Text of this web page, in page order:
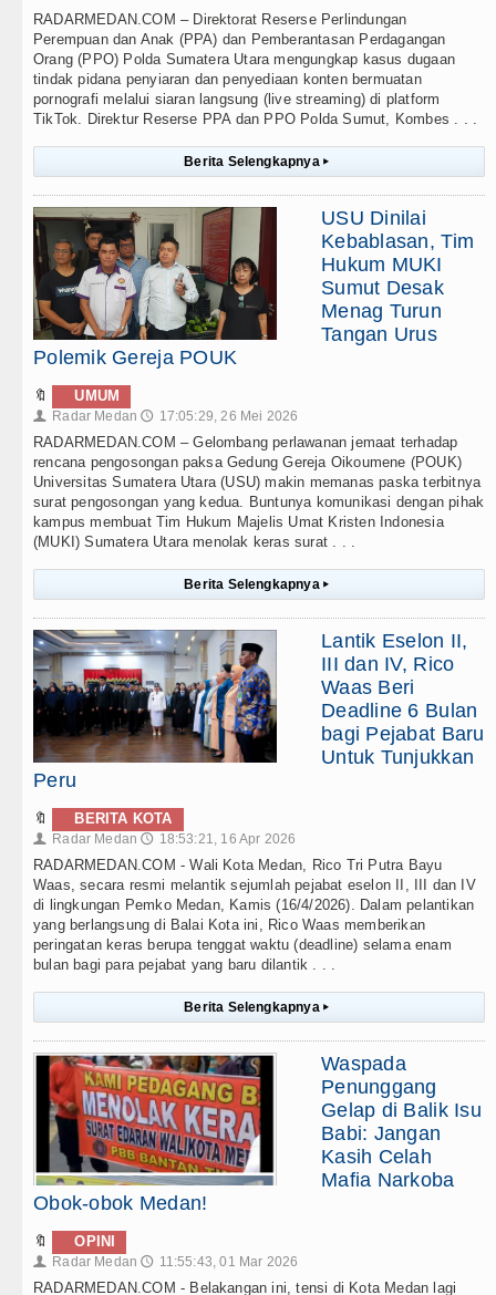
RADARMEDAN.COM – Direktorat Reserse Perlindungan
Perempuan dan Anak (PPA) dan Pemberantasan Perdagangan
Orang (PPO) Polda Sumatera Utara mengungkap kasus dugaan
tindak pidana penyiaran dan penyediaan konten bermuatan
pornografi melalui siaran langsung (live streaming) di platform
TikTok. Direktur Reserse PPA dan PPO Polda Sumut, Kombes . . .
Berita Selengkapnya ▸
USU Dinilai
Kebablasan, Tim
Hukum MUKI
Sumut Desak
Menag Turun
Tangan Urus
Polemik Gereja POUK
🔖 UMUM
👤 Radar Medan 🕔 17:05:29, 26 Mei 2026
RADARMEDAN.COM – Gelombang perlawanan jemaat terhadap
rencana pengosongan paksa Gedung Gereja Oikoumene (POUK)
Universitas Sumatera Utara (USU) makin memanas paska terbitnya
surat pengosongan yang kedua. Buntunya komunikasi dengan pihak
kampus membuat Tim Hukum Majelis Umat Kristen Indonesia
(MUKI) Sumatera Utara menolak keras surat . . .
Berita Selengkapnya ▸
Lantik Eselon II,
III dan IV, Rico
Waas Beri
Deadline 6 Bulan
bagi Pejabat Baru
Untuk Tunjukkan
Peru
🔖 BERITA KOTA
👤 Radar Medan 🕔 18:53:21, 16 Apr 2026
RADARMEDAN.COM - Wali Kota Medan, Rico Tri Putra Bayu
Waas, secara resmi melantik sejumlah pejabat eselon II, III dan IV
di lingkungan Pemko Medan, Kamis (16/4/2026). Dalam pelantikan
yang berlangsung di Balai Kota ini, Rico Waas memberikan
peringatan keras berupa tenggat waktu (deadline) selama enam
bulan bagi para pejabat yang baru dilantik . . .
Berita Selengkapnya ▸
Waspada
Penunggang
Gelap di Balik Isu
Babi: Jangan
Kasih Celah
Mafia Narkoba
Obok-obok Medan!
🔖 OPINI
👤 Radar Medan 🕔 11:55:43, 01 Mar 2026
RADARMEDAN.COM - Belakangan ini, tensi di Kota Medan lagi